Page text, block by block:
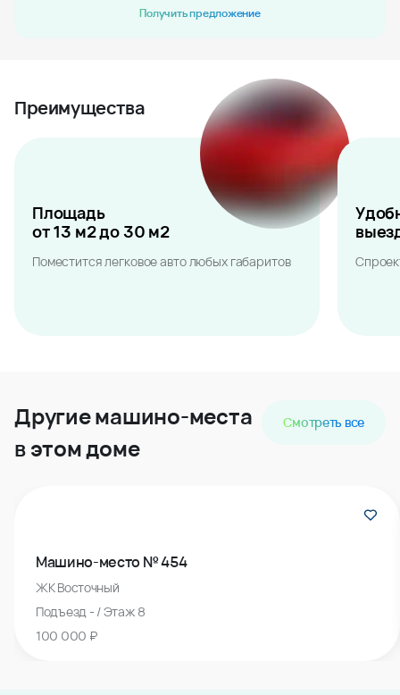
Получить предложение
Преимущества
Площадь
от 13 м2 до 30 м2
Поместится легковое авто любых габаритов
Другие машино-места
в этом доме
Смотреть все
Машино-место № 454
ЖК Восточный
Подъезд - / Этаж 8
100 000 ₽